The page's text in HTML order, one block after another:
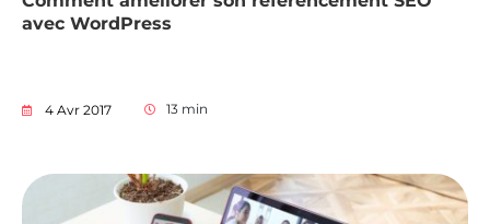
avec WordPress
4 Avr 2017 13 min